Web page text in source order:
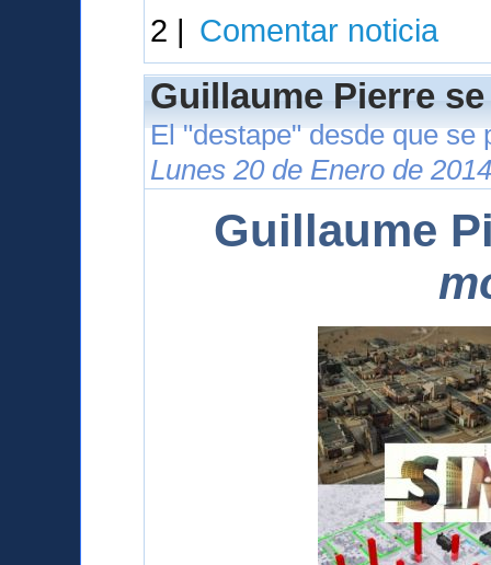
2 | Comentar noticia
Guillaume Pierre
El "destape" desde que se
Lunes 20 de Enero de
Guillaume